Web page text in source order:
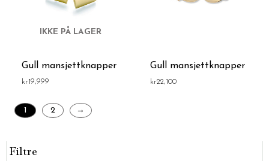
Filtre
IKKE PÅ LAGER
Gull mansjettknapper
kr19,999
Gull mansjettknapper
kr22,100
1 2 →